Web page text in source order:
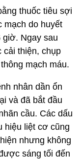
thuốc tiêu sợi
mạch do huyết
giờ. Ngay sau
cải thiện, chụp
mạch máu.
nhân dần ổn
và đã bắt đầu
cầu. Các dấu
hiệu liệt cơ cũng
nhưng không
sáng tối đến